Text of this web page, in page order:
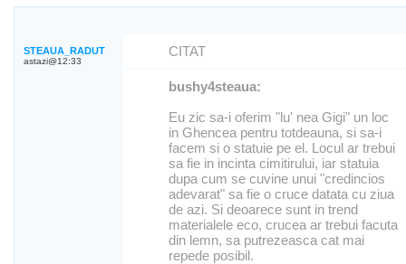
STEAUA_RADUT
astazi@12:33
CITAT
bushy4steaua:
Eu zic sa-i oferim "lu' nea Gigi" un loc
in Ghencea pentru totdeauna, si sa-i
facem si o statuie pe el. Locul ar trebui
sa fie in incinta cimitirului, iar statuia
dupa cum se cuvine unui "credincios
adevarat" sa fie o cruce datata cu ziua
de azi. Si deoarece sunt in trend
materialele eco, crucea ar trebui facuta
din lemn, sa putrezeasca cat mai
repede posibil.